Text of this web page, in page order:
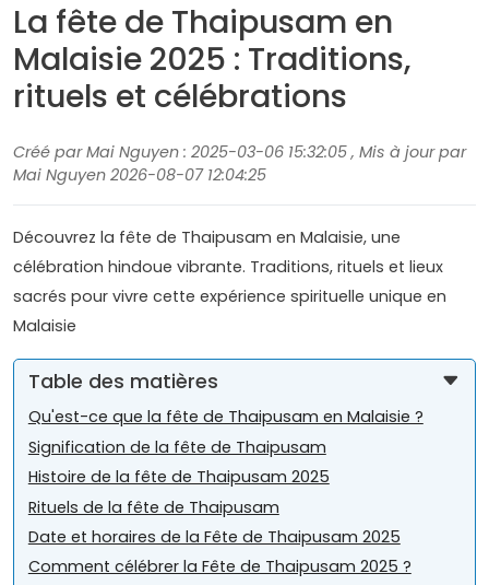
La fête de Thaipusam en
Malaisie 2025 : Traditions,
rituels et célébrations
Créé par Mai Nguyen : 2025-03-06 15:32:05 , Mis à jour par
Mai Nguyen 2026-08-07 12:04:25
Découvrez la fête de Thaipusam en Malaisie, une
célébration hindoue vibrante. Traditions, rituels et lieux
sacrés pour vivre cette expérience spirituelle unique en
Malaisie
Table des matières
Qu'est-ce que la fête de Thaipusam en Malaisie ?
Signification de la fête de Thaipusam
Histoire de la fête de Thaipusam 2025
Rituels de la fête de Thaipusam
Date et horaires de la Fête de Thaipusam 2025
Comment célébrer la Fête de Thaipusam 2025 ?